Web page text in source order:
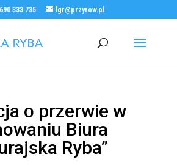
333 735 lgr@przyrow.pl
o przerwie w
Biura
Ryba”